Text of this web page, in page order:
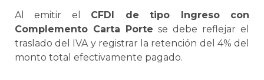
Al emitir el CFDI de tipo Ingreso con
Complemento Carta Porte se debe reflejar el
traslado del IVA y registrar la retención del 4% del
monto total efectivamente pagado.